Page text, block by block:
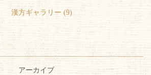
漢方ギャラリー (9)
アーカイブ